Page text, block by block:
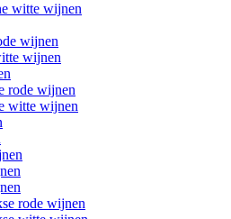
witte wijnen
wijnen
wijnen
rode wijnen
witte wijnen
rode wijnen